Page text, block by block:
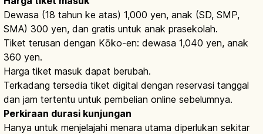
Dewasa (18 tahun ke atas) 1,000 yen, anak (SD, SMP,
SMA) 300 yen, dan gratis untuk anak prasekolah.
Tiket terusan dengan Kōko-en: dewasa 1,040 yen, anak
360 yen.
Harga tiket masuk dapat berubah.
Terkadang tersedia tiket digital dengan reservasi tanggal
dan jam tertentu untuk pembelian online sebelumnya.
Perkiraan durasi kunjungan
Hanya untuk menjelajahi menara utama diperlukan sekitar